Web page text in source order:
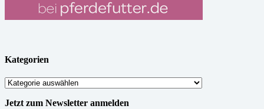
Kategorien
Kategorien
Jetzt zum Newsletter anmelden